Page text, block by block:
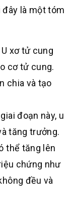
là một tóm
U xơ tử cung
cơ tử cung.
chia và tạo
đoạn này, u
tăng trưởng.
thể tăng lên
chứng như
đều và